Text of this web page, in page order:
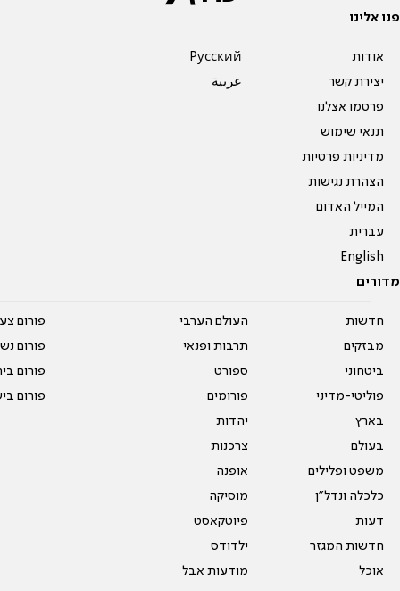
פנו אלינו
אודות
יצירת קשר
פרסמו אצלנו
תנאי שימוש
מדיניות פרטיות
הצהרת נגישות
המייל האדום
עברית
English
Pусский
عربية
מדורים
חדשות
מבזקים
ביטחוני
פוליטי-מדיני
בארץ
בעולם
משפט ופלילים
כלכלה ונדל"ן
דעות
חדשות המגזר
אוכל
העולם הערבי
תרבות ופנאי
ספורט
פורומים
יהדות
צרכנות
אופנה
מוסיקה
פיוטקאסט
ילדודס
מודעות אבל
פורום
פורום
פורום
פורום